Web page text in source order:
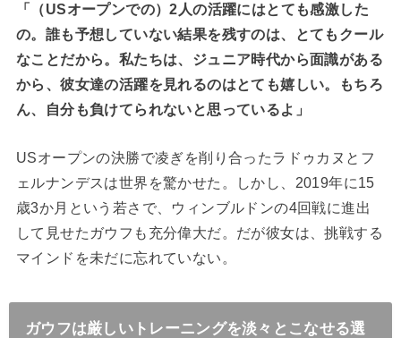
「（USオープンでの）2人の活躍にはとても感激した
の。誰も予想していない結果を残すのは、とてもクール
なことだから。私たちは、ジュニア時代から面識がある
から、彼女達の活躍を見れるのはとても嬉しい。もちろ
ん、自分も負けてられないと思っているよ」
USオープンの決勝で凌ぎを削り合ったラドゥカヌとフ
ェルナンデスは世界を驚かせた。しかし、2019年に15
歳3か月という若さで、ウィンブルドンの4回戦に進出
して見せたガウフも充分偉大だ。だが彼女は、挑戦する
マインドを未だに忘れていない。
ガウフは厳しいトレーニングを淡々とこなせる選